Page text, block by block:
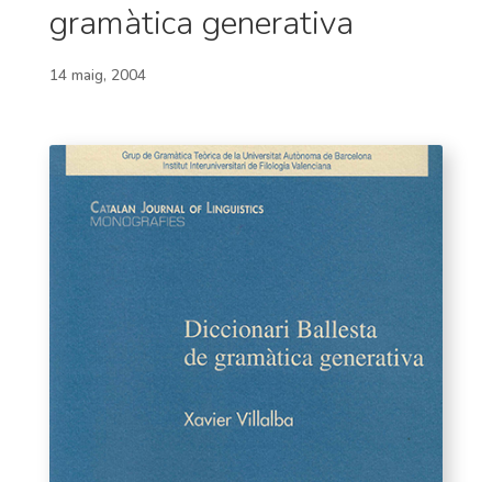
gramàtica generativa
14 maig, 2004